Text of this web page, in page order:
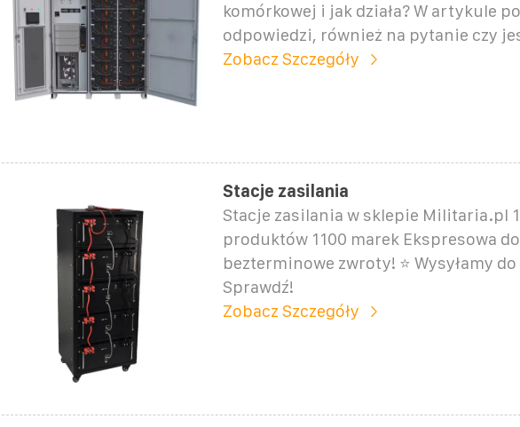
komórkowej i jak działa? W artykule
odpowiedzi, również na pytanie czy
Zobacz Szczegóły
Stacje zasilania
Stacje zasilania w sklepie Militaria.pl
produktów 1100 marek Ekspresowa
bezterminowe zwroty! ⭐ Wysyłamy
Sprawdź!
Zobacz Szczegóły